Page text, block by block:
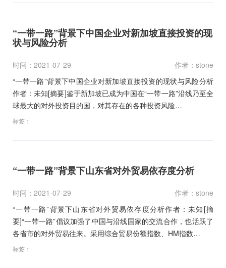
“一带一路”背景下中国企业对新加坡直接投资的现
状与风险分析
时间：2021-07-29
作者：stone
“一带一路”背景下中国企业对新加坡直接投资的现状与风险分析
作者：未知[摘要]鉴于新加坡已成为中国在“一带一路”沿线乃至全
球最大的对外投资目的国，对其存在的各种投资风险…
标签：
“一带一路”背景下山东省对外贸易依存度分析
时间：2021-07-29
作者：stone
“一带一路”背景下山东省对外贸易依存度分析作者：未知[摘
要]“一带一路”倡议加强了中国与沿线国家的交流合作，也活跃了
各省市的对外贸易往来。采用综合贸易份额指数、HM指数…
标签：